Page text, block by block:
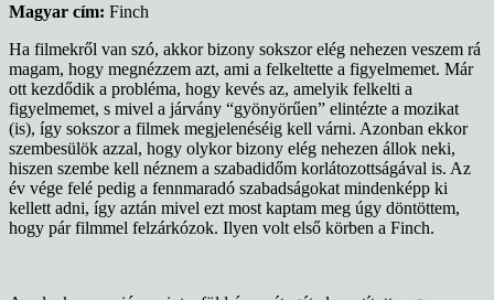
Magyar cím: Finch
Ha filmekről van szó, akkor bizony sokszor elég nehezen veszem rá
magam, hogy megnézzem azt, ami a felkeltette a figyelmemet. Már
ott kezdődik a probléma, hogy kevés az, amelyik felkelti a
figyelmemet, s mivel a járvány “gyönyörűen” elintézte a mozikat
(is), így sokszor a filmek megjelenéséig kell várni. Azonban ekkor
szembesülök azzal, hogy olykor bizony elég nehezen állok neki,
hiszen szembe kell néznem a szabadidőm korlátozottságával is. Az
év vége felé pedig a fennmaradó szabadságokat mindenképp ki
kellett adni, így aztán mivel ezt most kaptam meg úgy döntöttem,
hogy pár filmmel felzárkózok. Ilyen volt első körben a Finch.